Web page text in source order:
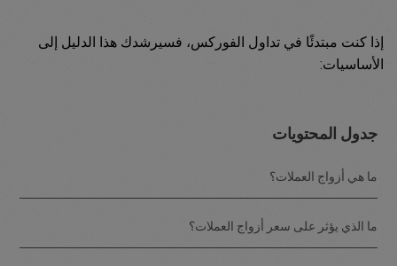
إذا كنت مبتدئًا في تداول الفوركس، فسيرشدك هذا الدليل إلى
الأساسيات:
جدول المحتويات
ما هي أزواج العملات؟
ما الذي يؤثر على سعر أزواج العملات؟